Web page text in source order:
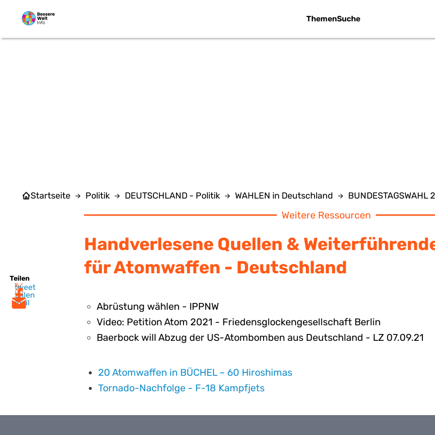
ThemenSuche
Teilen
tweet
teilen
mail
Startseite Politik DEUTSCHLAND - Politik WAHLEN in Deutschland BUNDESTAGSWAHL
Weitere Ressourcen
Handverlesene Quellen &
für Atomwaffen - Deutschland
Abrüstung wählen - IPPNW
Video: Petition Atom 2021 - Friedensglockengesellschaft Berlin
Baerbock will Abzug der US-Atombomben aus Deutschland - LZ 07.09.21
20 Atomwaffen in BÜCHEL ~ 60 Hiroshimas
Tornado-Nachfolge - F-18 Kampfjets